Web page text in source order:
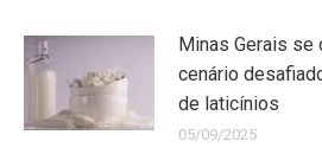
Minas Gerais
cenário
de laticínios
05/09/2025